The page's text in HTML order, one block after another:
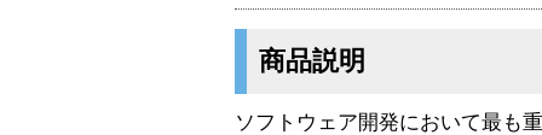
商品説明
ソフトウェア開発において最も